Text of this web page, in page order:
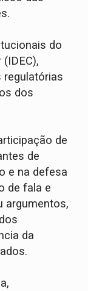
do
regulatórias
dos
de
de
e na defesa
de fala e
argumentos,
da